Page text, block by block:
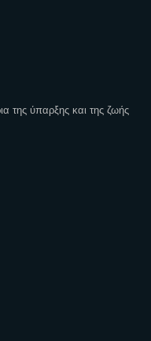
της ύπαρξης και της ζωής